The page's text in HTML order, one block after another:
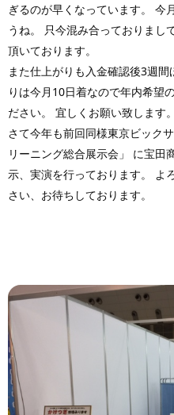
ぎるのが早くなっています。 今
うね。 只今混み合っておりまし
頂いております。
また仕上がりも入金確認後3週
りは今月10日着なので年内希望
ださい。 宜しくお願い致します。
さて今年も前回同様東京ビック
リーニング総合展示会」 に宝田
示、実演を行っております。 よ
さい、お待ちしております。